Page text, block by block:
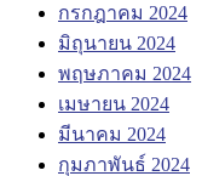
กรกฎาคม 2024
มิถุนายน 2024
พฤษภาคม 2024
เมษายน 2024
มีนาคม 2024
กุมภาพันธ์ 2024